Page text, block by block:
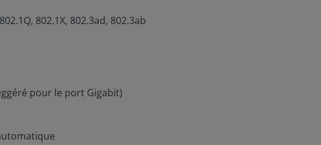
802.1X, 802.3ad, 802.3ab
pour le port Gigabit)